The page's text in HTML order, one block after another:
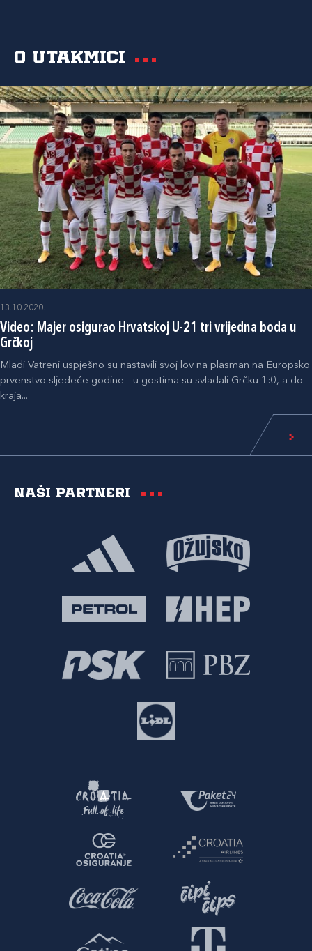
O utakmici
13.10.2020.
Video: Majer osigurao Hrvatskoj U-21 tri vrijedna boda u
Grčkoj
Mladi Vatreni uspješno su nastavili svoj lov na plasman na Europsko
prvenstvo sljedeće godine - u gostima su svladali Grčku 1:0, a do
kraja...
Naši partneri